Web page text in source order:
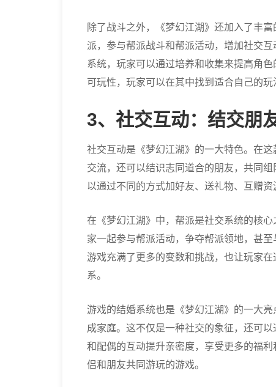
除了战斗之外，《梦幻江湖》还加入了丰
派，参与帮派战斗和帮派活动，增加社交
系统，玩家可以通过培养和收集来提高角
可玩性，玩家可以在其中找到适合自己的玩
3、社交互动：结交朋
社交互动是《梦幻江湖》的一大特色。在
交流，还可以结识志同道合的朋友，共同
以通过不同的方式加好友、送礼物、互赠资
在《梦幻江湖》中，帮派是社交系统的核
家一起参与帮派活动，争夺帮派领地，甚
游戏充满了更多的变数和挑战，也让玩家
系。
游戏的结婚系统也是《梦幻江湖》的一大
成家庭。这不仅是一种社交的象征，还可
和配偶的互动提升亲密度，享受更多的福
侣和朋友共同游玩的游戏。